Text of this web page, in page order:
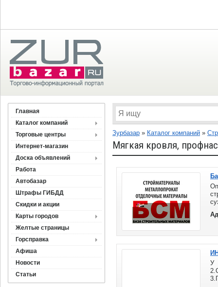
Главная
Каталог компаний
Торговые центры
Интернет-магазин
Доска объявлений
Работа
Автобазар
Штрафы ГИБДД
Скидки и акции
Карты городов
Желтые страницы
Горсправка
Афиша
Новости
Статьи
Зурбазар » Каталог компаний »
Мягкая кровля,
У